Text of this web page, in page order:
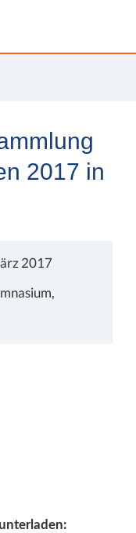
2017 in
2017